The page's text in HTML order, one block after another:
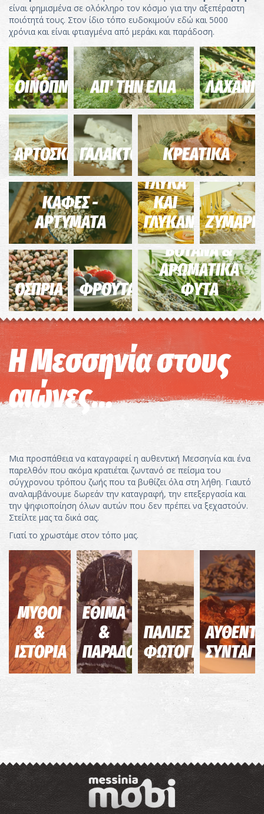
είναι φημισμένα σε ολόκληρο τον κόσμο για την αξεπέραστη
ποιότητά τους. Στον ίδιο τόπο ευδοκιμούν εδώ και 5000
χρόνια και είναι φτιαγμένα από μεράκι και παράδοση.
ΟΙΝΟΠΝΕΥΜΑΤΩΔΗ
ΑΠ' ΤΗΝ ΕΛΙΑ
ΑΡΤΟΣΚΕΥΑΣΜΑΤΑΓΑΛΑΚΤΟΚΟΜΙΚΑΚΡΕΑΤΙΚΑ
ΚΑΦΕΣ -
ΑΡΤΥΜΑΤΑ
ΓΛΥΚΑ
ΚΑΙ
ΓΛΥΚΑΝΤΙΚΑ
ΟΣΠΡΙΑ ΦΡΟΥΤΑ
ΒΟΤΑΝΑ &
ΑΡΩΜΑΤΙΚΑ
ΦΥΤΑ
Η Μεσσηνία στους
αιώνες...
Μια προσπάθεια να καταγραφεί η αυθεντική Μεσσηνία και ένα
παρελθόν που ακόμα κρατιέται ζωντανό σε πείσμα του
σύγχρονου τρόπου ζωής που τα βυθίζει όλα στη λήθη. Γιαυτό
αναλαμβάνουμε δωρεάν την καταγραφή, την επεξεργασία και
την ψηφιοποίηση όλων αυτών που δεν πρέπει να ξεχαστούν.
Στείλτε μας τα δικά σας.
Γιατί το χρωστάμε στον τόπο μας.
ΜΥΘΟΙ
&
ΙΣΤΟΡΙΑ
ΕΘΙΜΑ
&
ΠΑΡΑΔΟΣΕΙΣ
ΠΑΛΙΕΣ
ΦΩΤΟΓΡΑΦΙΕΣ